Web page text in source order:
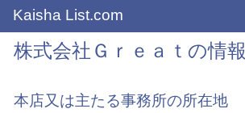
Kaisha List.com
株式会社Ｇｒｅａｔの情報
本店又は主たる事務所の所在地